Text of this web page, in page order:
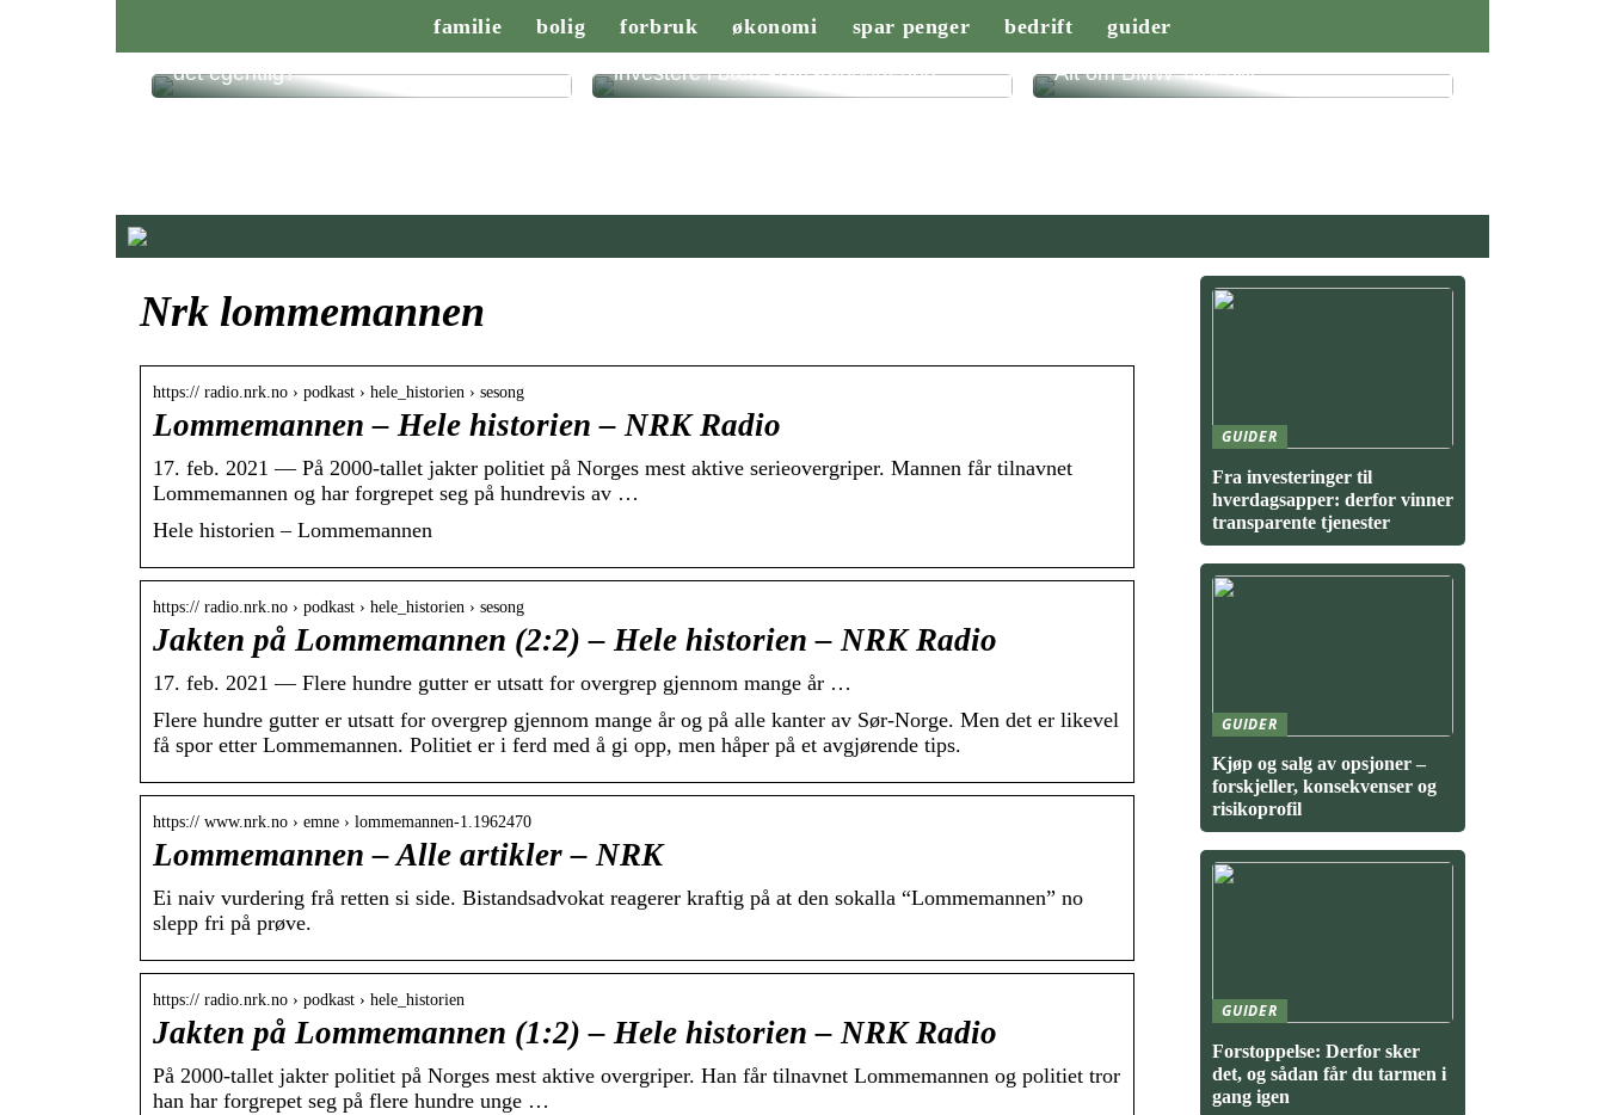
familie bolig forbruk økonomi spar penger bedrift
guider
Smålån på timen – hvordan fungerer
det egentlig?
Derfor bør norske virksomheter
investere i bærekraftsrapportering
Alt om BMW Tilbehør
Nrk lommemannen
https:// radio.nrk.no › podkast › hele_historien › sesong
Lommemannen – Hele historien – NRK Radio
17. feb. 2021 — På 2000-tallet jakter politiet på Norges mest aktive serieovergriper. Mannen får tilnavnet
Lommemannen og har forgrepet seg på hundrevis av …
Hele historien – Lommemannen
https:// radio.nrk.no › podkast › hele_historien › sesong
Jakten på Lommemannen (2:2) – Hele historien – NRK Radio
17. feb. 2021 — Flere hundre gutter er utsatt for overgrep gjennom mange år …
Flere hundre gutter er utsatt for overgrep gjennom mange år og på alle kanter av Sør-Norge. Men det er likevel
få spor etter Lommemannen. Politiet er i ferd med å gi opp, men håper på et avgjørende tips.
https:// www.nrk.no › emne › lommemannen-1.1962470
Lommemannen – Alle artikler – NRK
Ei naiv vurdering frå retten si side. Bistandsadvokat reagerer kraftig på at den sokalla “Lommemannen” no
slepp fri på prøve.
https:// radio.nrk.no › podkast › hele_historien
Jakten på Lommemannen (1:2) – Hele historien – NRK Radio
På 2000-tallet jakter politiet på Norges mest aktive overgriper. Han får tilnavnet Lommemannen og politiet tror
han har forgrepet seg på flere hundre unge …
GUIDER
Fra investeringer til
hverdagsapper: derfor vinner
transparente tjenester
GUIDER
Kjøp og salg av opsjoner –
forskjeller, konsekvenser og
risikoprofil
GUIDER
Forstoppelse: Derfor sker
det, og sådan får du tarmen i
gang igen